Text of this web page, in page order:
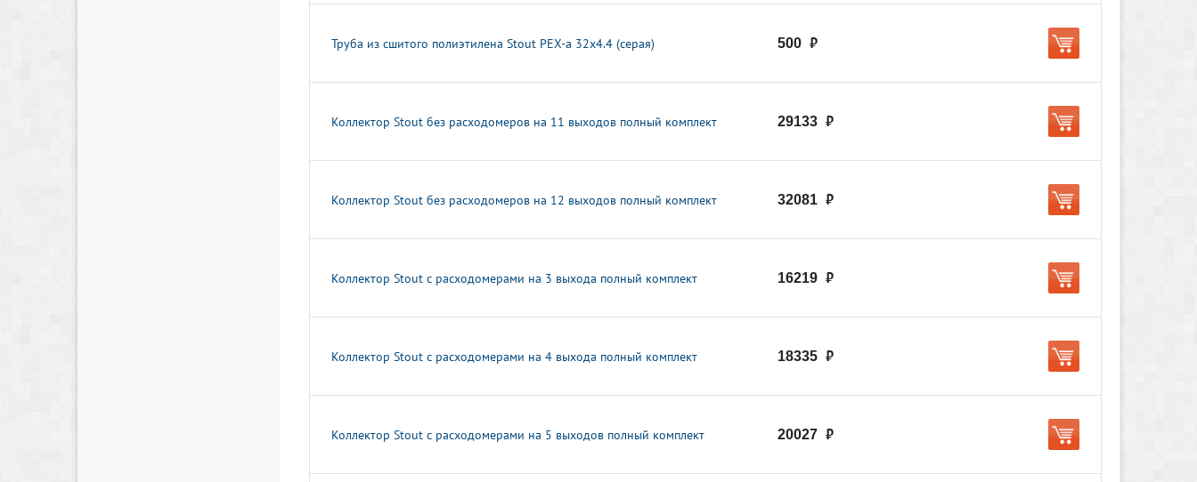
Труба из сшитого полиэтилена Stout PEX-a 32x4.4 (серая) 500 руб.
Коллектор Stout без расходомеров на 11 выходов полный комплект 29133 руб.
Коллектор Stout без расходомеров на 12 выходов полный комплект 32081 руб.
Коллектор Stout с расходомерами на 3 выхода полный комплект 16219 руб.
Коллектор Stout с расходомерами на 4 выхода полный комплект 18335 руб.
Коллектор Stout с расходомерами на 5 выходов полный комплект 20027 руб.